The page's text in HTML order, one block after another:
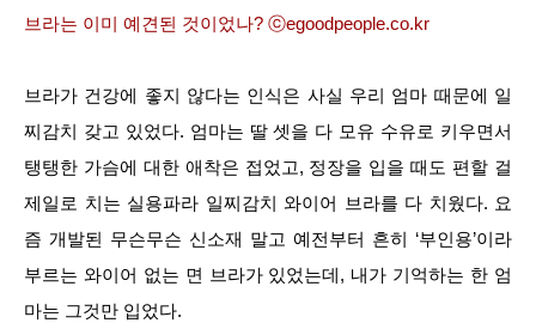
브라는 이미 예견된 것이었나? ⓒegoodpeople.co.kr
브라가 건강에 좋지 않다는 인식은 사실 우리 엄마 때문에 일
찌감치 갖고 있었다. 엄마는 딸 셋을 다 모유 수유로 키우면서
탱탱한 가슴에 대한 애착은 접었고, 정장을 입을 때도 편할 걸
제일로 치는 실용파라 일찌감치 와이어 브라를 다 치웠다. 요
즘 개발된 무슨무슨 신소재 말고 예전부터 흔히 ‘부인용’이라
부르는 와이어 없는 면 브라가 있었는데, 내가 기억하는 한 엄
마는 그것만 입었다.